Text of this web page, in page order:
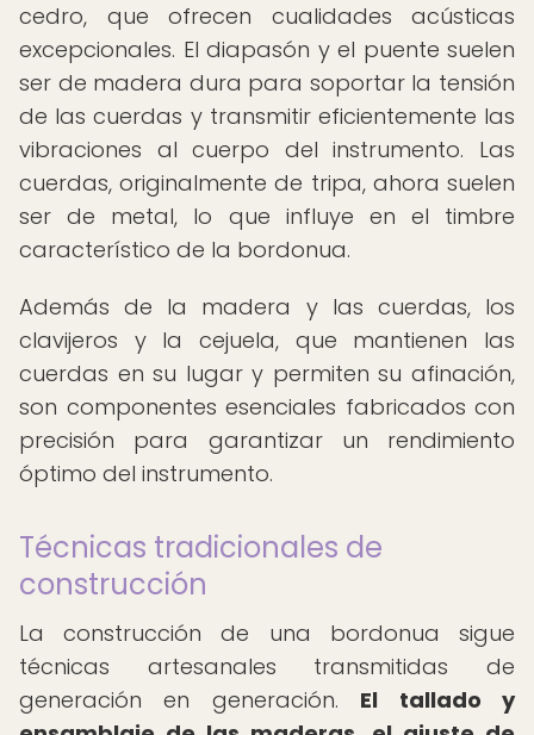
cedro, que ofrecen cualidades acústicas
excepcionales. El diapasón y el puente suelen
ser de madera dura para soportar la tensión
de las cuerdas y transmitir eficientemente las
vibraciones al cuerpo del instrumento. Las
cuerdas, originalmente de tripa, ahora suelen
ser de metal, lo que influye en el timbre
característico de la bordonua.
Además de la madera y las cuerdas, los
clavijeros y la cejuela, que mantienen las
cuerdas en su lugar y permiten su afinación,
son componentes esenciales fabricados con
precisión para garantizar un rendimiento
óptimo del instrumento.
Técnicas tradicionales de
construcción
La construcción de una bordonua sigue
técnicas artesanales transmitidas de
generación en generación. El tallado y